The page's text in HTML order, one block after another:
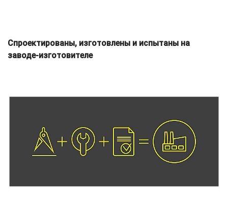
Спроектированы, изготовлены и испытаны на
заводе-изготовителе